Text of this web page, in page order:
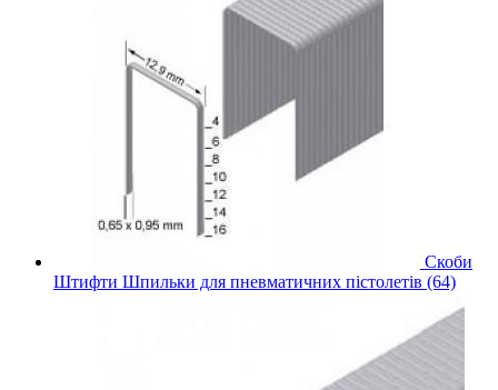
Скоби
Штифти Шпильки для пневматичних пістолетів (64)